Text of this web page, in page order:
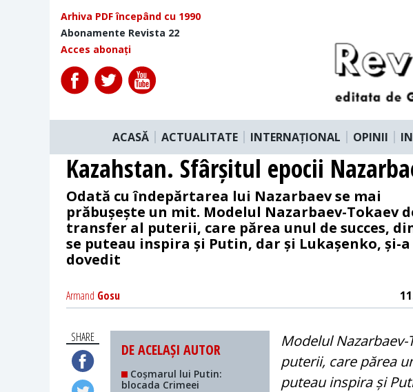
Arhiva PDF începând cu 1990
Abonamente Revista 22
Acces abonați
ACASĂ ACTUALITATE INTERNAȚIONAL OPINII
Kazahstan. Sfârșitul epocii
Odată cu îndepărtarea lui Nazarbaev se mai
prăbușește un mit. Modelul Nazarbaev-Tokaev
transfer al puterii, care părea unul de succes,
se puteau inspira și Putin, dar și Lukașenko, și-a
dovedit
Armand Gosu
SHARE
DE ACELAȘI AUTOR
Coșmarul lui Putin:
blocada Crimeei
Modelul
puterii, care părea
puteau inspira și